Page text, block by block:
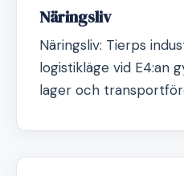
Näringsliv
Näringsliv: Tierps
logistikläge vid E4:an
lager och